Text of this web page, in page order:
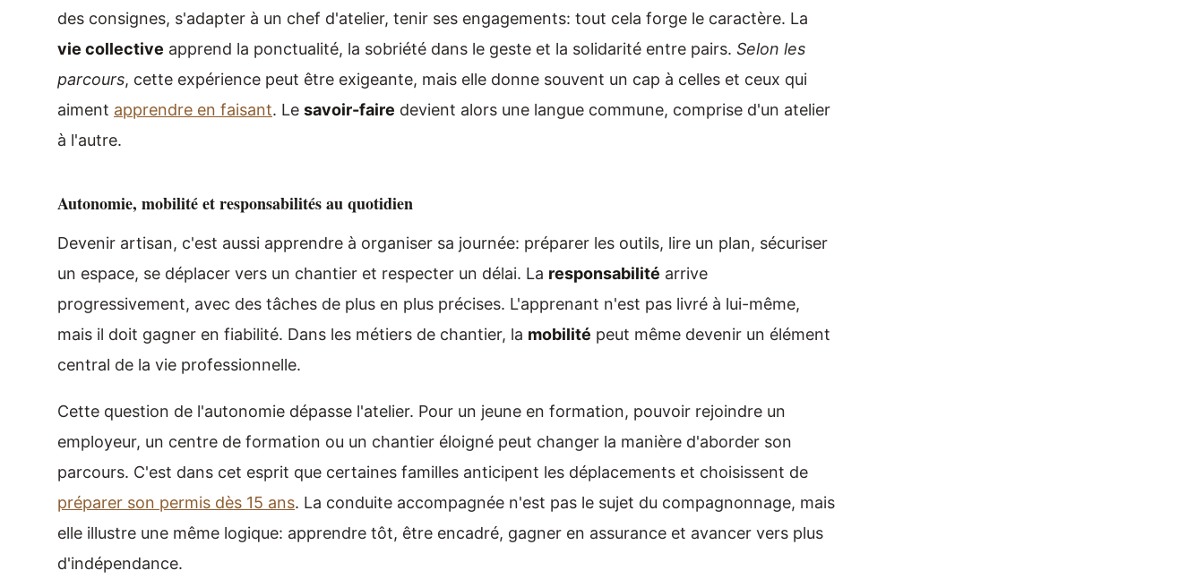
des consignes, s'adapter à un chef d'atelier, tenir ses engagements: tout cela forge le caractère. La
vie collective apprend la ponctualité, la sobriété dans le geste et la solidarité entre pairs. Selon les
parcours, cette expérience peut être exigeante, mais elle donne souvent un cap à celles et ceux qui
aiment apprendre en faisant. Le savoir-faire devient alors une langue commune, comprise d'un atelier
à l'autre.
Autonomie, mobilité et responsabilités au quotidien
Devenir artisan, c'est aussi apprendre à organiser sa journée: préparer les outils, lire un plan, sécuriser
un espace, se déplacer vers un chantier et respecter un délai. La responsabilité arrive
progressivement, avec des tâches de plus en plus précises. L'apprenant n'est pas livré à lui-même,
mais il doit gagner en fiabilité. Dans les métiers de chantier, la mobilité peut même devenir un élément
central de la vie professionnelle.
Cette question de l'autonomie dépasse l'atelier. Pour un jeune en formation, pouvoir rejoindre un
employeur, un centre de formation ou un chantier éloigné peut changer la manière d'aborder son
parcours. C'est dans cet esprit que certaines familles anticipent les déplacements et choisissent de
préparer son permis dès 15 ans. La conduite accompagnée n'est pas le sujet du compagnonnage, mais
elle illustre une même logique: apprendre tôt, être encadré, gagner en assurance et avancer vers plus
d'indépendance.